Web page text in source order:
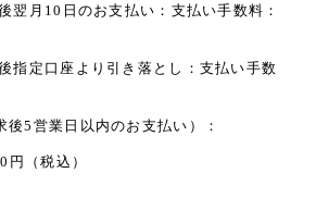
翌月10日のお支払い：支払い手数料：
指定口座より引き落とし：支払い手数
後5営業日以内のお支払い）：
円（税込）